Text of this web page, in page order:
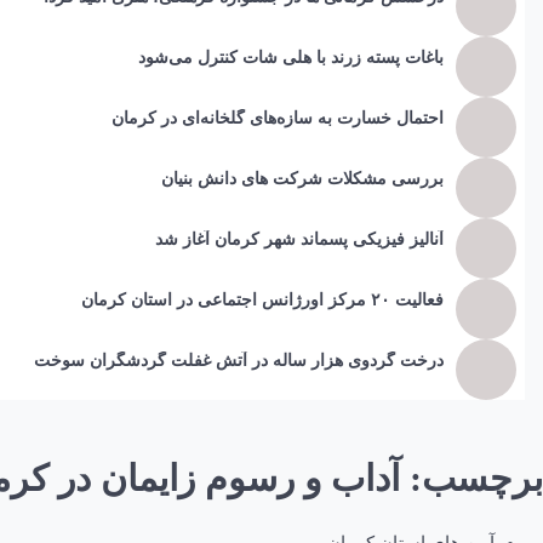
باغات پسته زرند با هلی شات کنترل می‌شود
احتمال خسارت به ساز‌ه‌های گلخانه‌ای در کرمان
بررسی مشکلات شرکت های دانش بنیان
آنالیز فیزیکی پسماند شهر کرمان آغاز شد
فعالیت ۲۰ مرکز اورژانس اجتماعی در استان کرمان
درخت گردوی هزار ساله در آتش غفلت گردشگران سوخت
برچسب: آداب و رسوم زایمان در